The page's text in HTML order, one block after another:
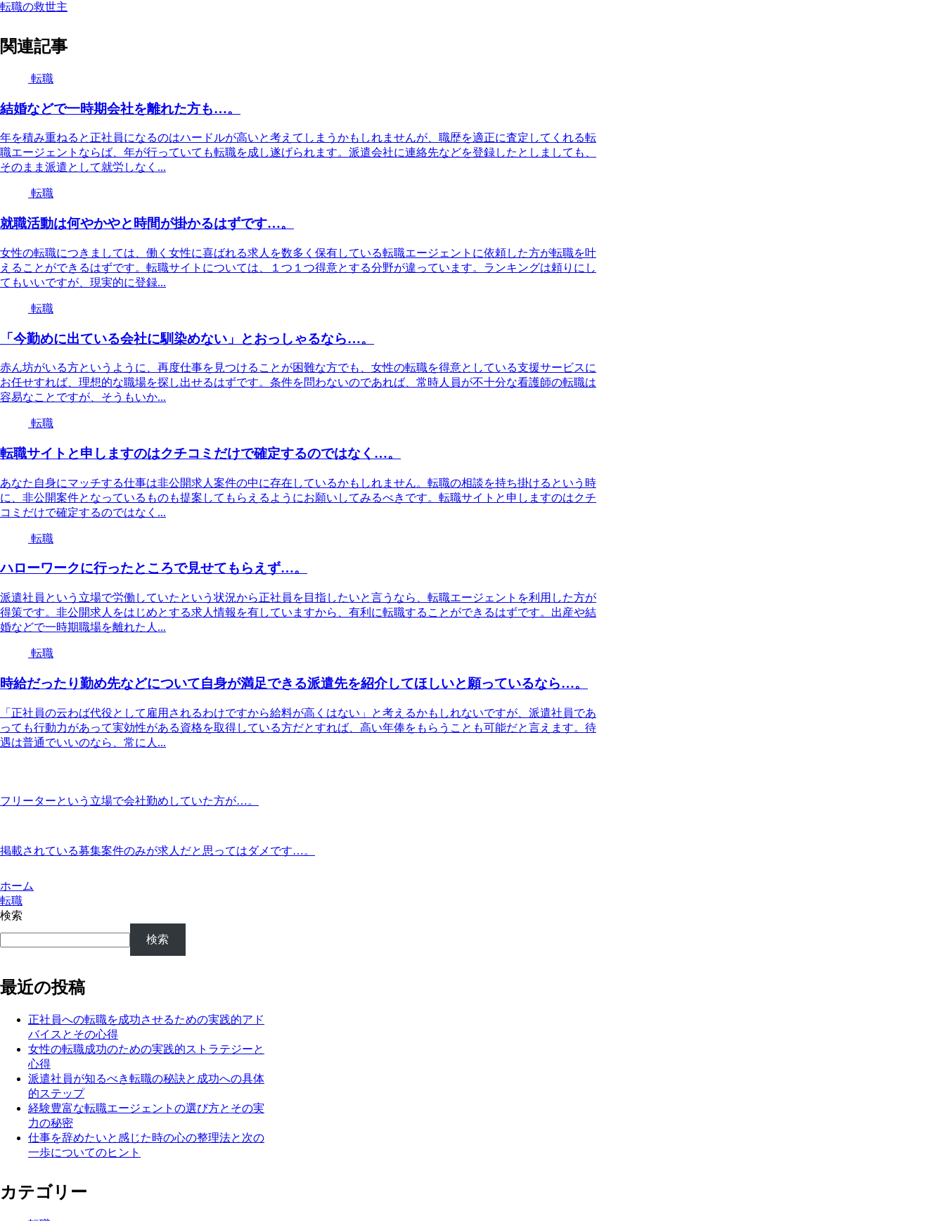
転職の救世主
関連記事
転職
結婚などで一時期会社を離れた方も…。
年を積み重ねると正社員になるのはハードルが高いと考えてしまうかもしれませんが、職歴を適正に査定してくれる転
職エージェントならば、年が行っていても転職を成し遂げられます。派遣会社に連絡先などを登録したとしましても、
そのまま派遣として就労しなく...
転職
就職活動は何やかやと時間が掛かるはずです…。
女性の転職につきましては、働く女性に喜ばれる求人を数多く保有している転職エージェントに依頼した方が転職を叶
えることができるはずです。転職サイトについては、１つ１つ得意とする分野が違っています。ランキングは頼りにし
てもいいですが、現実的に登録...
転職
「今勤めに出ている会社に馴染めない」とおっしゃるなら…。
赤ん坊がいる方というように、再度仕事を見つけることが困難な方でも、女性の転職を得意としている支援サービスに
お任せすれば、理想的な職場を探し出せるはずです。条件を問わないのであれば、常時人員が不十分な看護師の転職は
容易なことですが、そうもいか...
転職
転職サイトと申しますのはクチコミだけで確定するのではなく…。
あなた自身にマッチする仕事は非公開求人案件の中に存在しているかもしれません。転職の相談を持ち掛けるという時
に、非公開案件となっているものも提案してもらえるようにお願いしてみるべきです。転職サイトと申しますのはクチ
コミだけで確定するのではなく...
転職
ハローワークに行ったところで見せてもらえず…。
派遣社員という立場で労働していたという状況から正社員を目指したいと言うなら、転職エージェントを利用した方が
得策です。非公開求人をはじめとする求人情報を有していますから、有利に転職することができるはずです。出産や結
婚などで一時期職場を離れた人...
転職
時給だったり勤め先などについて自身が満足できる派遣先を紹介してほしいと願っているなら…。
「正社員の云わば代役として雇用されるわけですから給料が高くはない」と考えるかもしれないですが、派遣社員であ
っても行動力があって実効性がある資格を取得している方だとすれば、高い年俸をもらうことも可能だと言えます。待
遇は普通でいいのなら、常に人...
フリーターという立場で会社勤めしていた方が…。
掲載されている募集案件のみが求人だと思ってはダメです…。
ホーム
転職
検索
検索
最近の投稿
正社員への転職を成功させるための実践的アド
バイスとその心得
女性の転職成功のための実践的ストラテジーと
心得
派遣社員が知るべき転職の秘訣と成功への具体
的ステップ
経験豊富な転職エージェントの選び方とその実
力の秘密
仕事を辞めたいと感じた時の心の整理法と次の
一歩についてのヒント
カテゴリー